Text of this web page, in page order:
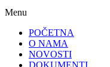
Menu
POČETNA
O NAMA
NOVOSTI
DOKUMENTI